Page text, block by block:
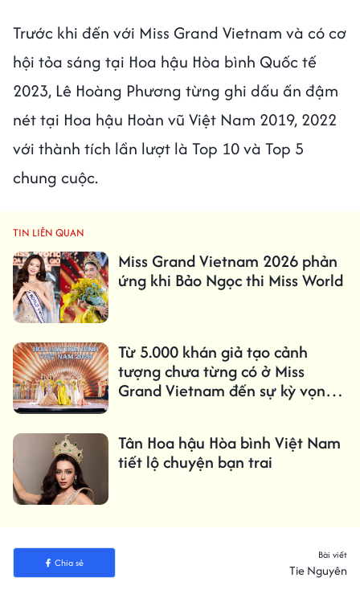
Trước khi đến với Miss Grand Vietnam và có cơ
hội tỏa sáng tại Hoa hậu Hòa bình Quốc tế
2023, Lê Hoàng Phương từng ghi dấu ấn đậm
nét tại Hoa hậu Hoàn vũ Việt Nam 2019, 2022
với thành tích lần lượt là Top 10 và Top 5
chung cuộc.
TIN LIÊN QUAN
Miss Grand Vietnam 2026 phản
ứng khi Bảo Ngọc thi Miss World
Từ 5.000 khán giả tạo cảnh
tượng chưa từng có ở Miss
Grand Vietnam đến sự kỳ vọng
Tân Hoa hậu Hòa bình Việt Nam
tiết lộ chuyện bạn trai
Chia sẻ
Bài viết
Tie Nguyên